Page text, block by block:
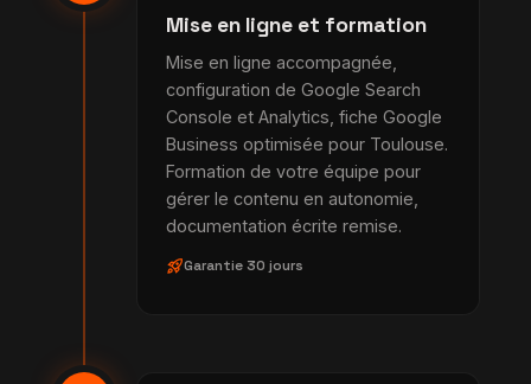
Mise en ligne et formation
Mise en ligne accompagnée,
configuration de Google Search
Console et Analytics, fiche Google
Business optimisée pour Toulouse.
Formation de votre équipe pour
gérer le contenu en autonomie,
documentation écrite remise.
rocket_launchGarantie 30 jours